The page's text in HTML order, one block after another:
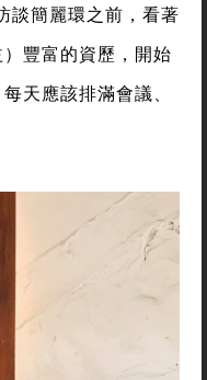
談簡麗環之前，看著
豐富的資歷，開始
天應該排滿會議、